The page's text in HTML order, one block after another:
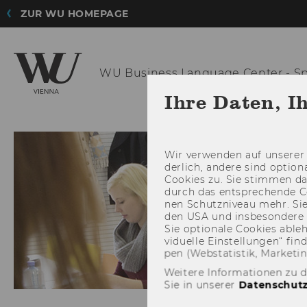
ZUR WU HOMEPAGE
WU BusinessLanguage Center -
Ihre Daten,
Wir ver­wen­den auf
der­lich, an­de­re sind
Coo­kies zu. Sie stim­men
durch das ent­spre­chen­de
nen Schutz­ni­veau mehr.
den USA und
Sie op­tio­na­le Coo­kies
vi­du­el­le Ein­stel­lun­gen“
pen (Web­sta­tis­tik,
Weitere Informationen zu
Sie in unserer